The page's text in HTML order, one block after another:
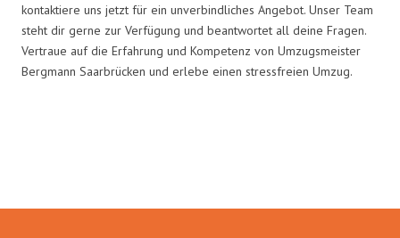
kontaktiere uns jetzt für ein unverbindliches Angebot. Unser Team
steht dir gerne zur Verfügung und beantwortet all deine Fragen.
Vertraue auf die Erfahrung und Kompetenz von Umzugsmeister
Bergmann Saarbrücken und erlebe einen stressfreien Umzug.